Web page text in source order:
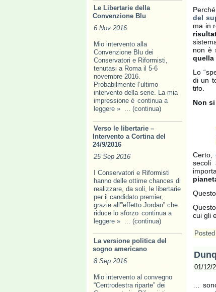
Le Libertarie della
Convenzione Blu
6 Nov 2016
Mio intervento alla
Convenzione Blu dei
Conservatori e Riformisti,
tenutasi a Roma il 5-6
novembre 2016.
Probabilmente l’ultimo
intervento della serie. La mia
impressione è continua a
leggere » ... (continua)
Verso le libertarie –
Intervento a Cortina del
24/9/2016
25 Sep 2016
I Conservatori e Riformisti
hanno delle ottime chances di
realizzare, da soli, le libertarie
per il candidato premier,
grazie all'”effetto Jordan” che
riduce lo sforzo continua a
leggere » ... (continua)
La versione politica del
sogno americano
8 Sep 2016
Mio intervento al convegno
“Centrodestra riparte” dei
del
ma in
non è
quella
Lo
di un
tifo.
Non
Certo,
secoli
cui gli
01/12/
…